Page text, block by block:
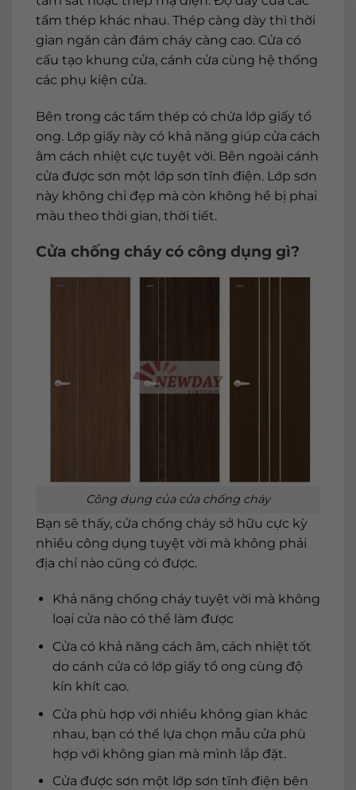
tấm thép khác nhau. Thép càng dày thì thời
gian ngăn cản đám cháy càng cao. Cửa có
cấu tạo khung cửa, cánh cửa cùng hệ thống
các phụ kiện cửa.
Bên trong các tấm thép có chứa lớp giấy tổ
ong. Lớp giấy này có khả năng giúp cửa cách
âm cách nhiệt cực tuyệt vời. Bên ngoài cánh
cửa được sơn một lớp sơn tĩnh điện. Lớp sơn
này không chỉ đẹp mà còn không hề bị phai
màu theo thời gian, thời tiết.
Cửa chống cháy có công dụng gì?
Công dụng của cửa chống cháy
Bạn sẽ thấy, cửa chống cháy sở hữu cực kỳ
nhiều công dụng tuyệt vời mà không phải
địa chỉ nào cũng có được.
Khả năng chống cháy tuyệt vời mà không
loại cửa nào có thể làm được
Cửa có khả năng cách âm, cách nhiệt tốt
do cánh cửa có lớp giấy tổ ong cùng độ
kín khít cao.
Cửa phù hợp với nhiều không gian khác
nhau, bạn có thể lựa chọn mẫu cửa phù
hợp với không gian mà mình lắp đặt.
Cửa được sơn một lớp sơn tĩnh điện bên